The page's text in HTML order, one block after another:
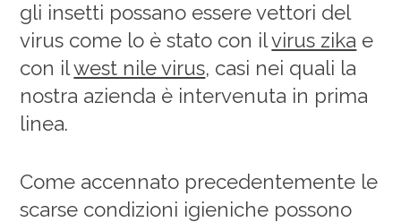
gli insetti possano essere vettori del
virus come lo è stato con ilvirus zika e
con ilwest nile virus, casi nei quali la
nostra azienda è intervenuta in prima
linea.
Come accennato precedentemente le
scarse condizioni igieniche possono